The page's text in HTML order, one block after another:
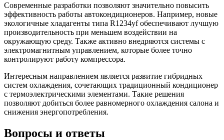
Современные разработки позволяют значительно повысить
эффективность работы автокондиционеров. Например, новые
экологичные хладагенты типа R1234yf обеспечивают лучшую
производительность при меньшем воздействии на
окружающую среду. Также активно внедряются системы с
электромагнитным управлением, которые более точно
контролируют работу компрессора.
Интересным направлением является развитие гибридных
систем охлаждения, сочетающих традиционный кондиционер
с термоэлектрическими элементами. Такие решения
позволяют добиться более равномерного охлаждения салона и
снижения энергопотребления.
Вопросы и ответы